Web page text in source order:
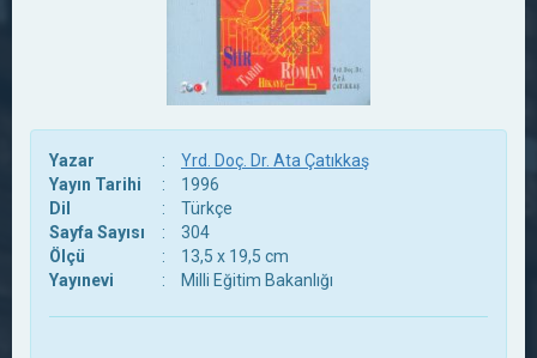
Yazar :
Yrd. Doç. Dr. Ata Çatıkkaş
Yayın Tarihi
:
1996
Dil
:
Türkçe
Sayfa Sayısı
:
304
Ölçü
:
13,5 x 19,5 cm
Yayınevi
: Milli Eğitim Bakanlığı